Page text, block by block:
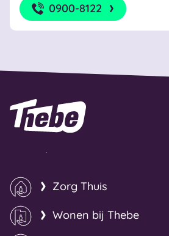
0900-8122
Naar homepage
Zorg Thuis
Wonen bij Thebe